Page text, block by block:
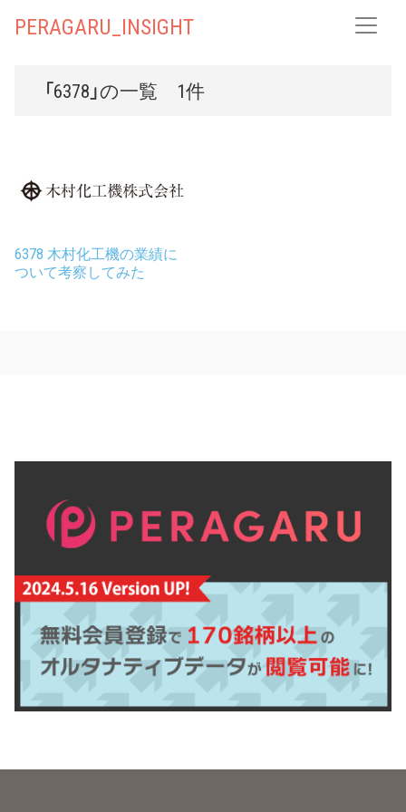
PERAGARU_INSIGHT
「6378」の一覧 1件
6378 木村化工機の業績に
ついて考察してみた